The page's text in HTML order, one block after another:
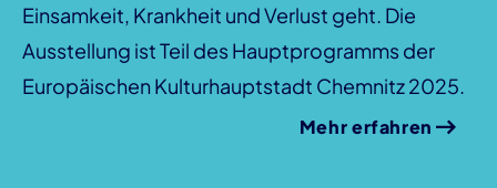
Einsamkeit, Krankheit und Verlust geht. Die
Ausstellung ist Teil des Hauptprogramms der
Europäischen Kulturhauptstadt Chemnitz 2025.
Mehr erfahren